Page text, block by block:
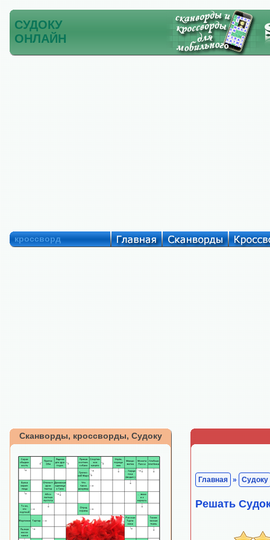
СУДОКУ
ОНЛАЙН
кроссворд
Сканворды, кроссворды, Судоку
Главная » Судоку
Решать